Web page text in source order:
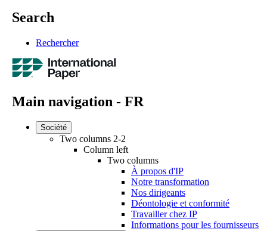
Search
Rechercher
Main navigation - FR
Société
Two columns 2-2
Column left
Two columns
À propos d'IP
Notre transformation
Nos dirigeants
Déontologie et conformité
Travailler chez IP
Informations pour les fournisseurs